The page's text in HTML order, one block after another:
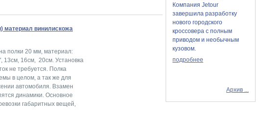
Компания Jetour
завершила разработку
нового городского
кроссовера с полным
приводом и необычным
кузовом.
подробнее
Архив ...
материал винилискожа
полки 20 мм, материал:
13см, 16см, 20см. Установка
не требуется. Полка
в целом, а так же для
автомобиля. Взамен
динамики. Основное
габаритных вещей,